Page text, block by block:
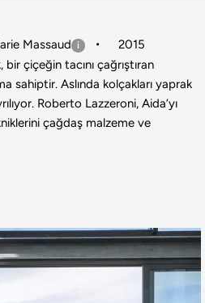
Massaud
2015
çiçeğin tacını çağrıştıran
sahiptir. Aslında kolçakları yaprak
Roberto Lazzeroni, Aida’yı
çağdaş malzeme ve